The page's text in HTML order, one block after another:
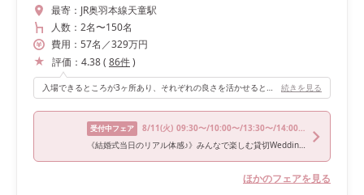
最寄： JR奥羽本線天童駅
人数： 2名〜150名
費用： 57名 ／329万円
評価： 4.38( 86件)
入場できるところが3ヶ所あり、それぞれの良さを活かせるところが魅力です。 続きを見る
受付中フェア 8/11(火) 09:30〜/10:00〜/13:30〜/14:00〜/15:30〜
《結婚式当日のリアル体感♪》みんなで楽しむ貸切Wedding見学会
ほかのフェアを見る